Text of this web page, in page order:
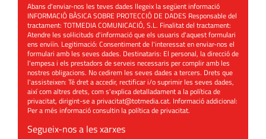
Abans d'enviar-nos les teves dades llegeix la següent informació
INFORMACIÓ BÀSICA SOBRE PROTECCIÓ DE DADES Responsable del
tractament: TOTMEDIA COMUNICACIÓ, S.L. Finalitat del tractament:
Atendre les sol·licituds d'informació que els usuaris d'aquest formulari
ens enviïn. Legitimació: Consentiment de l'interessat en enviar-nos el
formulari amb les seves dades. Destinataris: El personal, la direcció de
l'empesa i els prestadors de serveis necessaris per complir amb les
nostres obligacions. No cedirem les seves dades a tercers. Drets que
l'assisteixen: Té dret a accedir, rectificar i/o suprimir les seves dades,
així com altres drets, com s'explica detalladament a la política de
privacitat, dirigint-se aprivacitat@totmedia.cat. Informació addicional:
Per a més informació consultin lapolítica de privacitat.
Segueix-nos a les xarxes